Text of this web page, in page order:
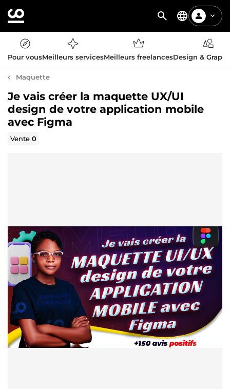
Pour vousMeilleurs servicesMeilleurs freelancesDesign &
Maquette
Je vais créer la maquette UX/UI
design de votre application mobile
avec Figma
Vente0